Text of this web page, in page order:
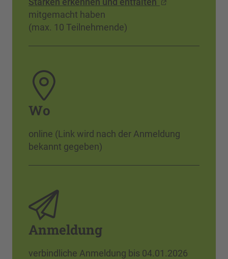
mitgemacht haben
(max. 10 Teilnehmende)
Wo
online (Link wird nach der Anmeldung
bekannt gegeben)
Anmeldung
verbindliche Anmeldung bis 04.01.2026